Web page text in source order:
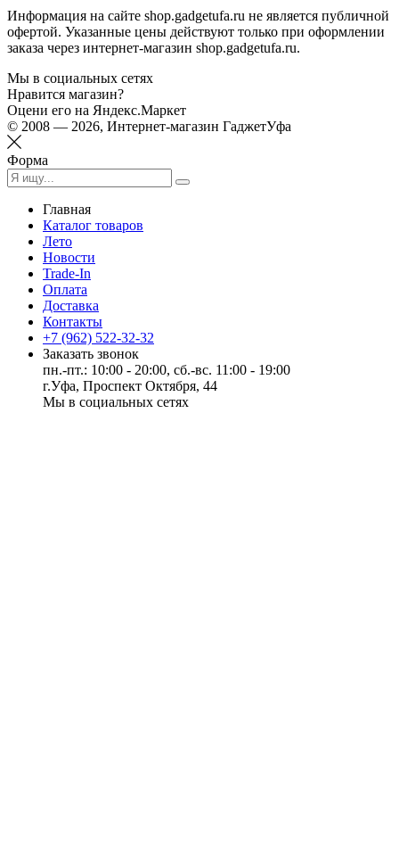
Информация на сайте shop.gadgetufa.ru не является публичной
офертой. Указанные цены действуют только при оформлении
заказа через интернет-магазин shop.gadgetufa.ru.
Мы в социальных сетях
Нравится магазин?
Оцени его на Яндекс.Маркет
© 2008 — 2026, Интернет-магазин ГаджетУфа
Форма
Главная
Каталог товаров
Лето
Новости
Trade-In
Оплата
Доставка
Контакты
+7 (962) 522-32-32
Заказать звонок
пн.-пт.: 10:00 - 20:00, сб.-вс. 11:00 - 19:00
г.Уфа, Проспект Октября, 44
Мы в социальных сетях